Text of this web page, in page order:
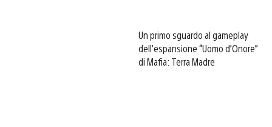
Un primo sguardo al gameplay
dell’espansione “Uomo d’Onore”
di Mafia: Terra Madre